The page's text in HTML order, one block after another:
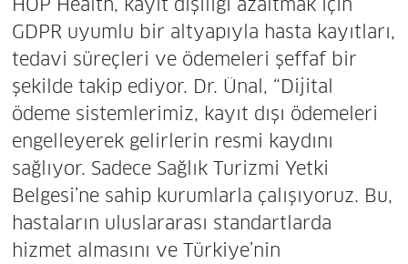
GDPR uyumlu bir altyapıyla hasta kayıtları,
tedavi süreçleri ve ödemeleri şeffaf bir
şekilde takip ediyor. Dr. Ünal, “Dijital
ödeme sistemlerimiz, kayıt dışı ödemeleri
engelleyerek gelirlerin resmi kaydını
sağlıyor. Sadece Sağlık Turizmi Yetki
Belgesi’ne sahip kurumlarla çalışıyoruz. Bu,
hastaların uluslararası standartlarda
hizmet almasını ve Türkiye’nin